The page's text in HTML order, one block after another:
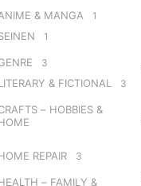
& MANGA 1
1
3
& FICTIONAL 3
– HOBBIES &
REPAIR 3
– FAMILY &